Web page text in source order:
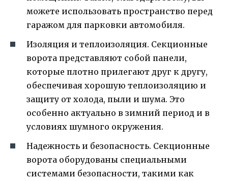
можете использовать пространство перед
гаражом для парковки автомобиля.
Изоляция и теплоизоляция. Секционные
ворота представляют собой панели,
которые плотно прилегают друг к другу,
обеспечивая хорошую теплоизоляцию и
защиту от холода, пыли и шума. Это
особенно актуально в зимний период и в
условиях шумного окружения.
Надежность и безопасность. Секционные
ворота оборудованы специальными
системами безопасности, такими как